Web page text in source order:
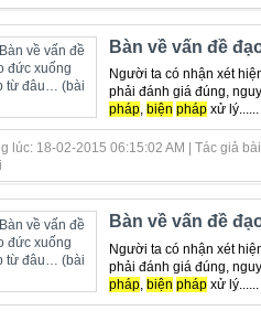
Bàn về vấn đề
Người ta có nhận xét
phải đánh giá đúng,
pháp, biện phápxử lý......
lúc: 18-02-2015 06:15:02 AM | Tác giả
Bàn về vấn đề
Người ta có nhận xét
phải đánh giá đúng,
pháp, biện phápxử lý......